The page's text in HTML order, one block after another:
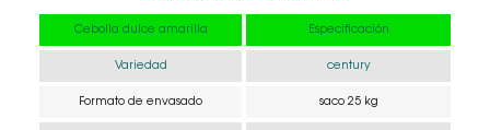
Cebolla dulce amarilla Especificación
Variedad century
Formato de envasado saco 25 kg